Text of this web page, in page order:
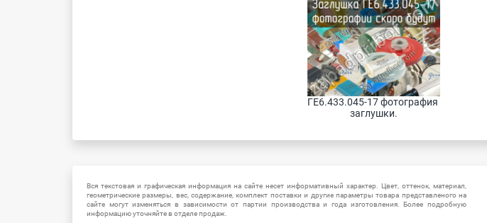
ГЕ6.433.045-17 фотография
заглушки.
Вся текстовая и графическая информация на сайте несет информативный характер. Цвет, оттенок, материал,
геометрические размеры, вес, содержание, комплект поставки и другие параметры товара представленого на
сайте могут изменяться в зависимости от партии производства и года изготовления. Более подробную
информацию уточняйте в отделе продаж.